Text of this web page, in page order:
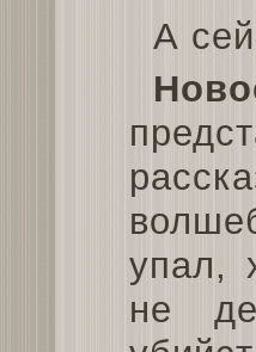
А
упал,
не